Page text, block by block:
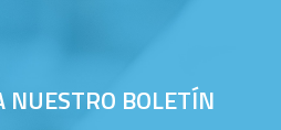
NUESTRO BOLETÍN